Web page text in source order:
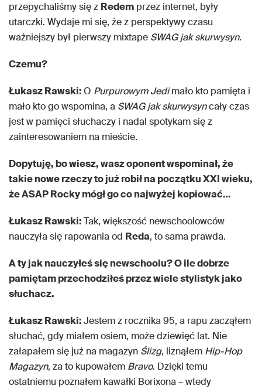
przepychaliśmy się z Redem przez internet, były
utarczki. Wydaje mi się, że z perspektywy czasu
ważniejszy był pierwszy mixtape SWAG jak skurwysyn.
Czemu?
Łukasz Rawski:O Purpurowym Jedimało kto pamięta i
mało kto go wspomina, a SWAG jak skurwysyncały czas
jest w pamięci słuchaczy i nadal spotykam się z
zainteresowaniem na mieście.
Dopytuję, bo wiesz, wasz oponent wspominał, że
takie nowe rzeczy to już robił na początku XXI wieku,
że ASAP Rocky mógł go co najwyżej kopiować…
Łukasz Rawski:Tak, większość newschoolowców
nauczyła się rapowania od Reda, to sama prawda.
A ty jak nauczyłeś się newschoolu? O ile dobrze
pamiętam przechodziłeś przez wiele stylistyk jako
słuchacz.
Łukasz Rawski:Jestem z rocznika 95, a rapu zacząłem
słuchać, gdy miałem osiem, może dziewięć lat. Nie
załapałem się już na magazyn Ślizg, liznąłem Hip-Hop
Magazyn, za to kupowałem Bravo. Dzięki temu
ostatniemu poznałem kawałki Borixona – wtedy